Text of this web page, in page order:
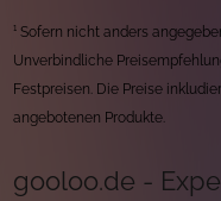
¹ Sofern nicht anders
Unverbindliche
Festpreisen. Die Preise
angebotenen Produkte.
gooloo.de -